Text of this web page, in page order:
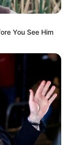
You See Him